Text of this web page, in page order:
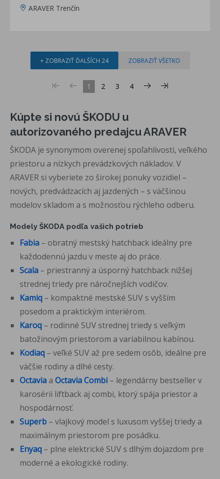
ARAVER Trenčín
+ ZOBRAZIŤ ĎALŠÍCH 24 ZOBRAZIŤ VŠETKO
1 2 3 4
Kúpte si novú ŠKODU u
autorizovaného predajcu ARAVER
ŠKODA je synonymom overenej spoľahlivosti, veľkého
priestoru a nízkych prevádzkových nákladov. V
ARAVER si vyberiete zo širokej ponuky vozidiel –
nových, predvádzacích aj jazdených – s väčšinou
modelov skladom a s možnosťou rýchleho odberu.
Modely ŠKODA podľa vašich potrieb
Fabia – obratný mestský hatchback ideálny pre
každodennú jazdu v meste aj do práce.
Scala – priestranný a úsporný hatchback nižšej
strednej triedy pre náročnejších vodičov.
Kamiq – kompaktné mestské SUV s vyšším
posedom a praktickým interiérom.
Karoq – rodinné SUV strednej triedy s veľkým
batožinovým priestorom a variabilnou kabínou.
Kodiaq – veľké SUV až pre sedem osôb, ideálne pre
väčšie rodiny a dlhé cesty.
Octavia a Octavia Combi – legendárny bestseller v
karosérii liftback aj combi, ktorý spája priestor a
hospodárnosť.
Superb – vlajkový model s luxusom vyššej triedy a
maximálnym priestorom pre posádku.
Enyaq – plne elektrické SUV s dlhým dojazdom pre
moderné a ekologické rodiny.